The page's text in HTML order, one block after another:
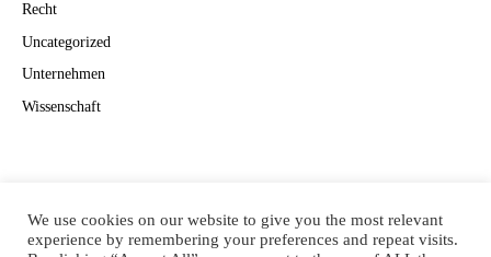
Recht
Uncategorized
Unternehmen
Wissenschaft
We use cookies on our website to give you the most relevant
experience by remembering your preferences and repeat visits.